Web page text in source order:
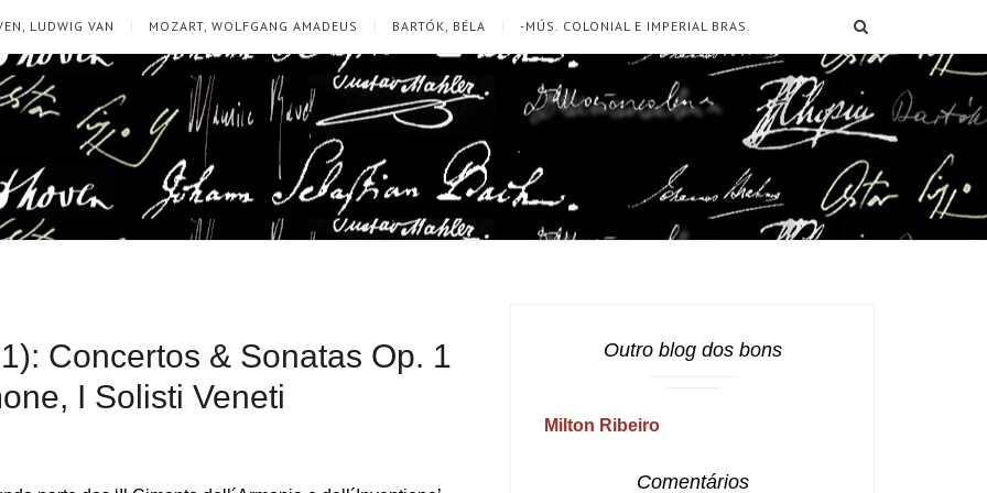
LUDWIG VAN MOZART, WOLFGANG AMADEUS BARTÓK, BÉLA -MÚS. COLONIAL E IMPERIAL BRAS.
Concertos & Sonatas Op. 1
I Solisti Veneti
Outro blog dos bons
Milton Ribeiro
Comentários